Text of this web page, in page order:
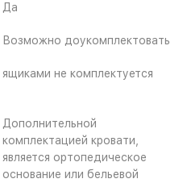
Да
Возможно доукомплектовать
ящиками не комплектуется
Дополнительной
комплектацией кровати,
является ортопедическое
основание или бельевой